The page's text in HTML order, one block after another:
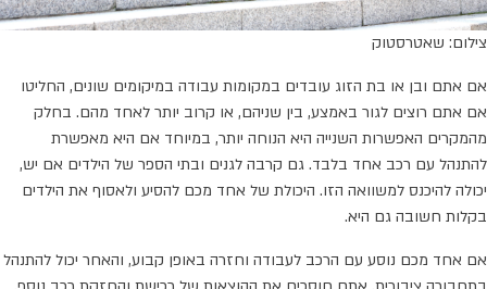
צילום: שאטרסטוק
אם אתם ובן או בת הזוג עובדים במקומות עבודה במיקומים שונים, החליטו
אם אתם רוצים לגור באמצע, בין שניהם, או קרוב יותר לאחד מהם. בחלק
מהמקרים האפשרות השנייה היא הנוחה יותר, במיוחד אם היא מאפשרת
להתנהל עם רכב אחד בלבד. גם קרבה לגנים ובתי הספר של הילדים אם יש,
יכולה להיכנס למשוואה הזו. היכולת של אחד מכם להסיע ולאסוף את הילדים
בקלות חשובה גם היא.
אם אחד מכם נוסע עם הרכב לעבודה וחזרה באופן קבוע, והאחר יכול להתנהל